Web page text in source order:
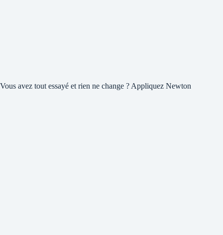
Vous avez tout essayé et rien ne change ? Appliquez Newton